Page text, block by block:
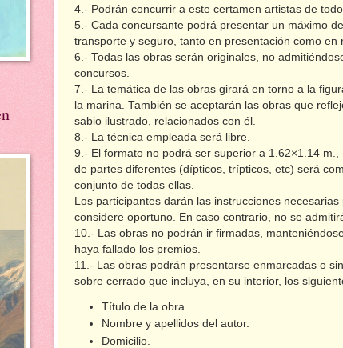
4.- Podrán concurrir a este certamen artistas de
5.- Cada concursante podrá presentar un máximo
transporte y seguro, tanto en presentación como en
6.- Todas las obras serán originales, no
concursos.
7.- La temática de las obras girará en torno a la
la marina. También se aceptarán las obras que
sabio ilustrado, relacionados con él.
8.- La técnica empleada será libre.
9.- El formato no podrá ser superior a 1.62×1.14
de partes diferentes (dípticos, trípticos, etc) será
conjunto de todas ellas.
Los participantes darán las instrucciones
considere oportuno. En caso contrario, no se
10.- Las obras no podrán ir firmadas,
haya fallado los premios.
11.- Las obras podrán presentarse enmarcadas o
sobre cerrado que incluya, en su interior, los
Título de la obra.
Nombre y apellidos del autor.
Domicilio.